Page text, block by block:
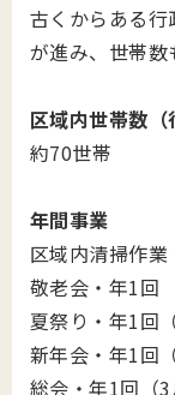
古くからある行
が進み、世帯数
区域内世帯数（
約70世帯
年間事業
区域内清掃作業
敬老会・年1回
夏祭り・年1回
新年会・年1回
総会・年1回（3